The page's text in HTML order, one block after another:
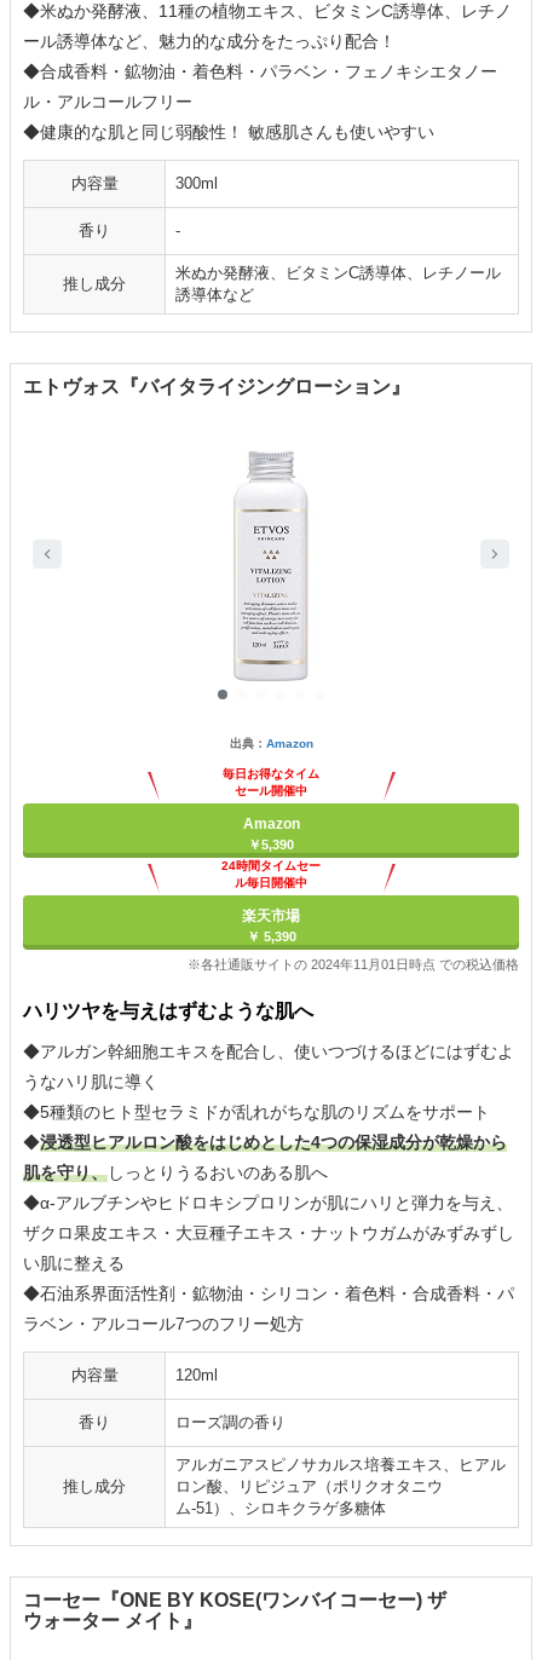
◆米ぬか発酵液、11種の植物エキス、ビタミンC誘導体、レチノ
ール誘導体など、魅力的な成分をたっぷり配合！
◆合成香料・鉱物油・着色料・パラベン・フェノキシエタノー
ル・アルコールフリー
◆健康的な肌と同じ弱酸性！ 敏感肌さんも使いやすい
内容量 300ml
香り -
推し成分
米ぬか発酵液、ビタミンC誘導体、レチノール
誘導体など
エトヴォス『バイタライジングローション』
出典： Amazon
毎日お得なタイム
セール開催中
Amazon
￥5,390
24時間タイムセー
ル毎日開催中
楽天市場
￥ 5,390
※各社通販サイトの 2024年11月01日時点 での税込価格
ハリツヤを与えはずむような肌へ
◆アルガン幹細胞エキスを配合し、使いつづけるほどにはずむよ
うなハリ肌に導く
◆5種類のヒト型セラミドが乱れがちな肌のリズムをサポート
◆浸透型ヒアルロン酸をはじめとした4つの保湿成分が乾燥から
肌を守り、しっとりうるおいのある肌へ
◆α-アルブチンやヒドロキシプロリンが肌にハリと弾力を与え、
ザクロ果皮エキス・大豆種子エキス・ナットウガムがみずみずし
い肌に整える
◆石油系界面活性剤・鉱物油・シリコン・着色料・合成香料・パ
ラベン・アルコール7つのフリー処方
内容量 120ml
香り ローズ調の香り
推し成分
アルガニアスピノサカルス培養エキス、ヒアル
ロン酸、リピジュア（ポリクオタニウ
ム-51）、シロキクラゲ多糖体
コーセー『ONE BY KOSE(ワンバイコーセー) ザ
ウォーター メイト』